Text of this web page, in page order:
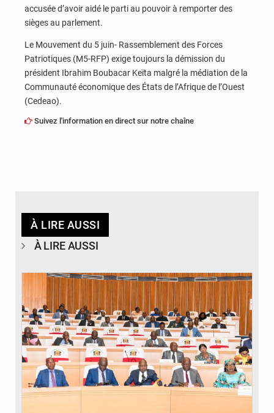
accusée d’avoir aidé le parti au pouvoir à remporter des
sièges au parlement.
Le Mouvement du 5 juin- Rassemblement des Forces
Patriotiques (M5-RFP) exige toujours la démission du
président Ibrahim Boubacar Keïta malgré la médiation de la
Communauté économique des États de l’Afrique de l’Ouest
(Cedeao).
Suivez l'information en direct sur notre chaîne
À LIRE AUSSI
À LIRE AUSSI